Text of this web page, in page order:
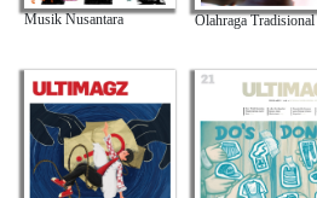
Musik Nusantara Olahraga Tradisional